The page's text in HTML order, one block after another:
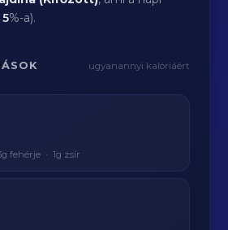
5%-a).
ugyanannyi kalóriáért
fehérje · 1g zsír